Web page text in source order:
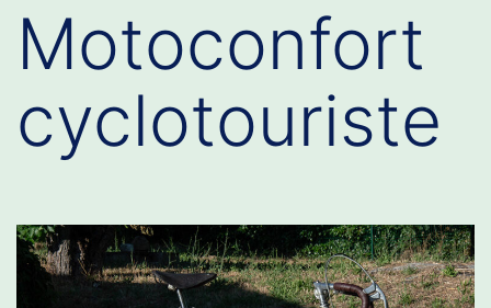
Motoconfort
cyclotouriste